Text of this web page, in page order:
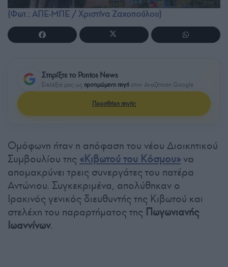
(Φωτ.: ΑΠΕ-ΜΠΕ / Χριστίνα Ζαχοπούλου)
Στηρίξτε το Pontos News
Επιλέξτε μας ως προτιμώμενη πηγή στην Αναζήτηση Google
Προσθήκη πηγής
Ομόφωνη ήταν η απόφαση του νέου Διοικητικού
Συμβουλίου της «Κιβωτού του Κόσμου»να
απομακρύνει τρεις συνεργάτες του πατέρα
Αντώνιου. Συγκεκριμένα, απολύθηκαν ο
Ιρακινός γενικός διευθυντής της Κιβωτού και
στελέχη του παραρτήματος της Πωγωνιανής
Ιωαννίνων.